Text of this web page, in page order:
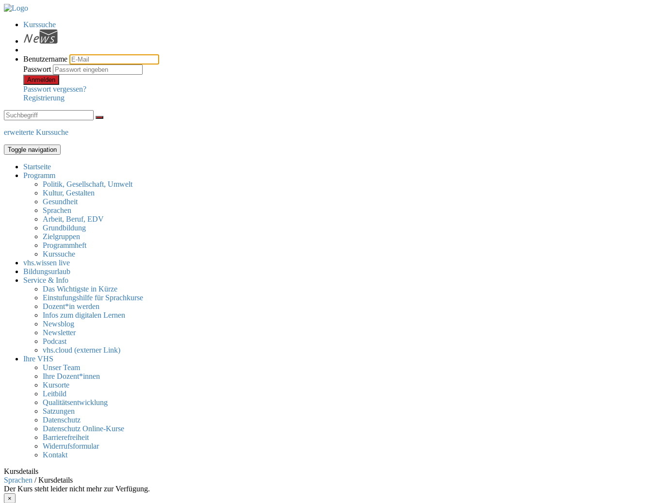
Kurssuche
Benutzername
Passwort
Anmelden
Passwort vergessen?
Registrierung
erweiterte Kurssuche
Toggle navigation
Startseite
Programm
Politik, Gesellschaft, Umwelt
Kultur, Gestalten
Gesundheit
Sprachen
Arbeit, Beruf, EDV
Grundbildung
Zielgruppen
Programmheft
Kurssuche
vhs.wissen live
Bildungsurlaub
Service & Info
Das Wichtigste in Kürze
Einstufungshilfe für Sprachkurse
Dozent*in werden
Infos zum digitalen Lernen
Newsblog
Newsletter
Podcast
vhs.cloud (externer Link)
Ihre VHS
Unser Team
Ihre Dozent*innen
Kursorte
Leitbild
Qualitätsentwicklung
Satzungen
Datenschutz
Datenschutz Online-Kurse
Barrierefreiheit
Widerrufsformular
Kontakt
Kursdetails
Sprachen /Kursdetails
Der Kurs steht leider nicht mehr zur Verfügung.
×